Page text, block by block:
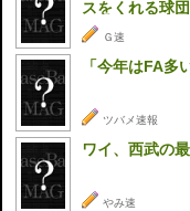
スをくれる球
Ｇ速
「今年はFA多
ツバメ速報
ワイ、西武の
やみ速